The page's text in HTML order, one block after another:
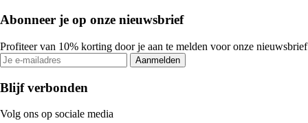
Abonneer je op onze nieuwsbrief
Profiteer van 10% korting door je aan te melden voor onze nieuwsbrief
Aanmelden
Blijf verbonden
Volg ons op sociale media